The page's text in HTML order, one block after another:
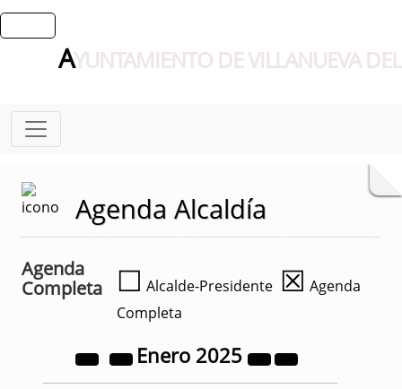
AYUNTAMIENTO DE VILLANUEVA
Agenda Alcaldía
Agenda
Completa
☐ Alcalde-Presidente ☒ Agenda
Completa
Enero 2025